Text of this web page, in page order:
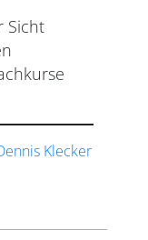
Sicht
Klecker